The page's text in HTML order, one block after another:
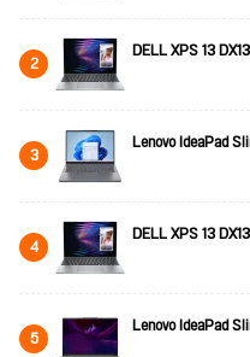
2 DELL XPS 13
3 Lenovo IdeaPad
4 DELL XPS 13
5 Lenovo IdeaPad